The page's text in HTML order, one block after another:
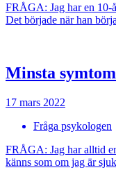
FRÅGA: Jag har en 10-
Det började när han
Minsta
17 mars 2022
Fråga psykologen
FRÅGA: Jag har alltid
känns som om jag är